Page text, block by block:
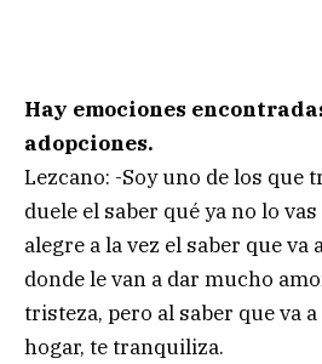
Hay emociones
adopciones.
Lezcano: -Soy uno de los que
duele el saber qué ya no lo
alegre a la vez el saber que
donde le van a dar mucho
tristeza, pero al saber que va
hogar, te tranquiliza.